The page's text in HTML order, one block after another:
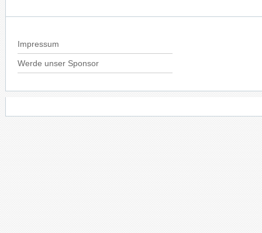
Impressum
Werde unser Sponsor